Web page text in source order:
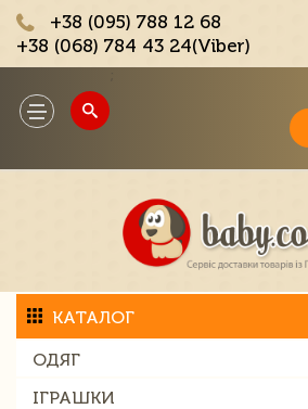
+38 (095) 788 12 68
+38 (068) 784 43 24(Viber)
Toggle
navigation
КАТАЛОГ
ОДЯГ
ІГРАШКИ